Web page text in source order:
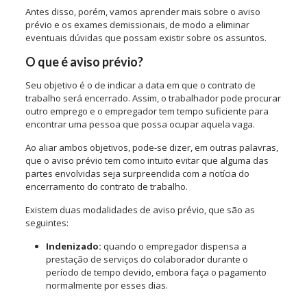
Antes disso, porém, vamos aprender mais sobre o aviso
prévio e os exames demissionais, de modo a eliminar
eventuais dúvidas que possam existir sobre os assuntos.
O que é aviso prévio?
Seu objetivo é o de indicar a data em que o contrato de
trabalho será encerrado. Assim, o trabalhador pode procurar
outro emprego e o empregador tem tempo suficiente para
encontrar uma pessoa que possa ocupar aquela vaga.
Ao aliar ambos objetivos, pode-se dizer, em outras palavras,
que o aviso prévio tem como intuito evitar que alguma das
partes envolvidas seja surpreendida com a notícia do
encerramento do contrato de trabalho.
Existem duas modalidades de aviso prévio, que são as
seguintes:
Indenizado: quando o empregador dispensa a
prestação de serviços do colaborador durante o
período de tempo devido, embora faça o pagamento
normalmente por esses dias.